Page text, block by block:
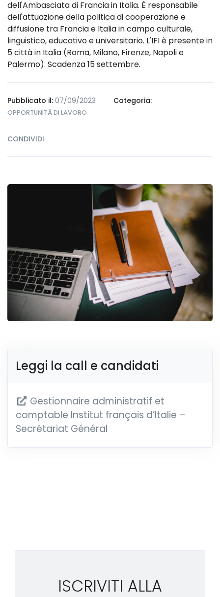
dell'Ambasciata di Francia in Italia. È responsabile
dell'attuazione della politica di cooperazione e
diffusione tra Francia e Italia in campo culturale,
linguistico, educativo e universitario. L'IFI è presente in
5 città in Italia (Roma, Milano, Firenze, Napoli e
Palermo). Scadenza 15 settembre.
Pubblicato il: 07/09/2023 Categoria:
OPPORTUNITÀ DI LAVORO
CONDIVIDI
Leggi la call e candidati
Gestionnaire administratif et
comptable Institut français d’Italie –
Secrétariat Général
ISCRIVITI ALLA